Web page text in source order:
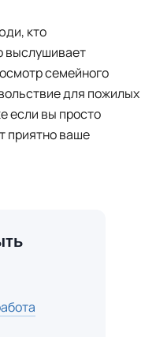
кто
выслушивает
семейного
для пожилых
если вы просто
приятно ваше